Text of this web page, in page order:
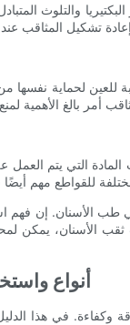
والتلوث
لحماية نفسها
التي يتم العمل
طب الأسنان. إن فهم
الأسنان، يمكن
- أنواع
وكفاءة. في هذا